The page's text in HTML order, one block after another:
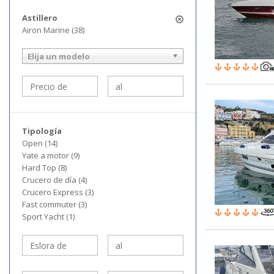
Astillero
Airon Marine (38)
Elija un modelo
Tipología
Open (14)
Yate a motor (9)
Hard Top (8)
Crucero de día (4)
Crucero Express (3)
Fast commuter (3)
Sport Yacht (1)